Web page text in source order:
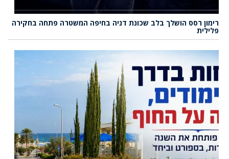
רימון רסס הושלך בלב שכונת דניה בחיפה המשטרה פתחה בחקירה
פלילית